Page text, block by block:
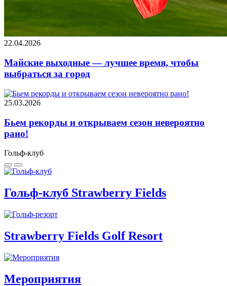
22.04.2026
Майские выходные — лучшее время, чтобы
выбраться за город
25.03.2026
Бьем рекорды и открываем сезон невероятно
рано!
Гольф-клуб
Гольф-клуб Strawberry Fields
Strawberry Fields Golf Resort
Мероприятия